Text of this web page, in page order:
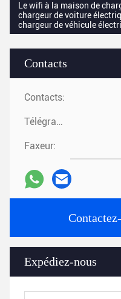
Contacts
Contacts:
Télégramme:
Faxeur:
Expédiez-nous
Le wifi à la maison de
chargeur de voiture
chargeur de véhicule